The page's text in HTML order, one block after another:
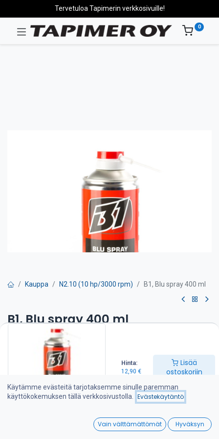
Hinta:
12,90 €
Lisää
ostoskoriin
Wishlist
Tervetuloa Tapimerin verkkosivuille!
0
Kauppa N2.10 (10 hp/3000 rpm) B1, Blu spray 400 ml
B1, Blu spray 400 ml
Aerosoli yleisvoiteluun. Monikäyttöinen, huippupaineita kestävä
voitelurasva kohteisiin, joihin perinteinen rasvapuristinvoitelu ei
sovellu. Aerosolirasva on erinomainen liukaste, joka sisältää myös
huuhtoutumissuojan mm. ketjustoille, vaijereille, avoimille
hammaspyörille, kääntökehille, liukupinnoille ja saranoille.
12,90€
Lisää ostoskoriin
Käytämme evästeitä tarjotaksemme sinulle paremman
käyttökokemuksen tällä verkkosivustolla.
Evästekäytäntö
Vain välttämättömät Hyväksyn